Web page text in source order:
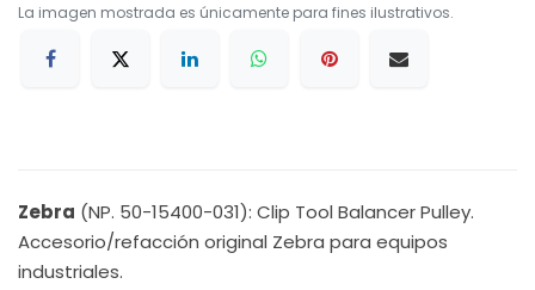
La imagen mostrada es únicamente para fines ilustrativos.
Zebra (NP. 50-15400-031): Clip Tool Balancer Pulley.
Accesorio/refacción original Zebra para equipos
industriales.